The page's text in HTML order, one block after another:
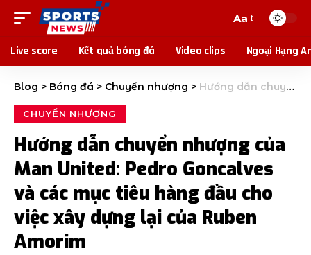
Aa
Live score Kết quả bóng đá Video clips Ngoại Hạng
Blog > Bóng đá > Chuyển nhượng > Hướng dẫn chuyển nhượng của Man United: Pedro Goncalves và các mục tiêu hàng đầu cho việc xây dựng lại của Ruben Amorim
CHUYỂN NHƯỢNG
Hướng dẫn chuyển nhượng của
Man United: Pedro Goncalves
và các mục tiêu hàng đầu cho
việc xây dựng lại của Ruben
Amorim